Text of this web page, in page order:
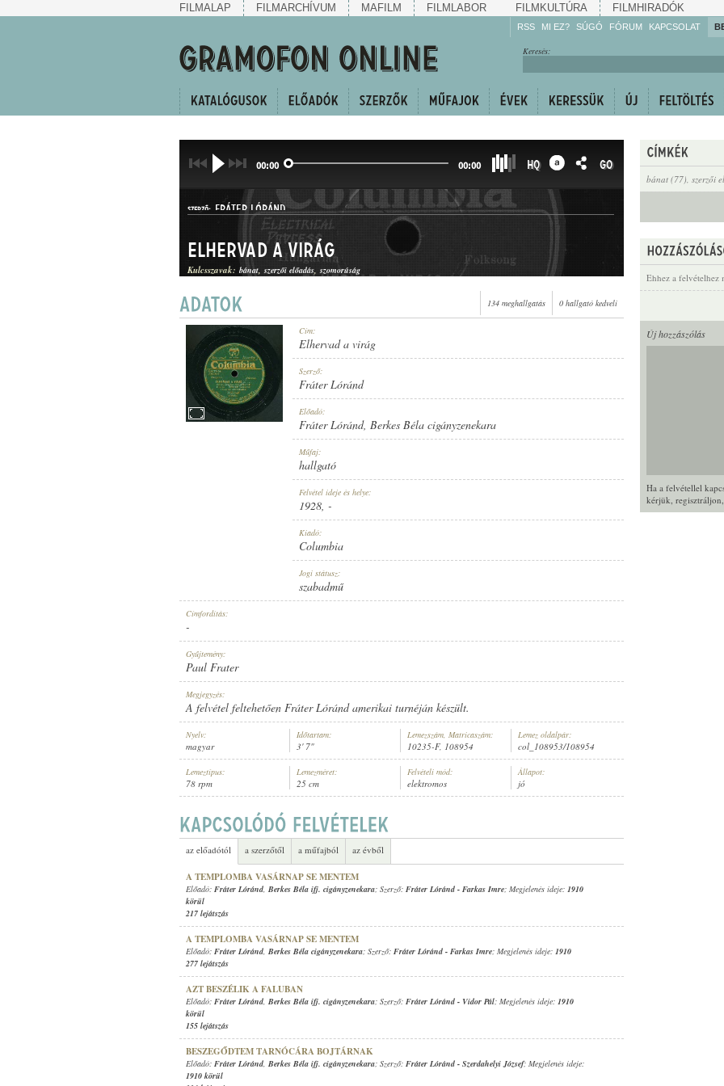
FILMALAP FILMARCHÍVUM MAFILM FILMLABOR FILMKULTÚRA FILMHIRADÓK
RSS MI EZ? SÚGÓ
Gyarapítsa!
FÓRUM KAPCSOLAT
Keresés:
bánat (77), szerzői
Ehhez a felvételhez
Új hozzászólás
Ha a felvétellel
kérjük, regisztráljon
00:00 00:00 HQ GO
FRÁTER LÓRÁND BERKES BÉLA CIGÁNYZENEKARA
SZERZŐ: FRÁTER LÓRÁND
HALLGATÓ
LEMEZSZÁM:
Elhervad a virág
Kulcsszavak: bánat szerzői előadás szomorúság
134 meghallgatás 0 hallgató kedveli
Cím:
Elhervad a virág
Szerző:
Fráter Lóránd
Előadó:
Fráter Lóránd, Berkes Béla cigányzenekara
Műfaj:
hallgató
Felvétel ideje és helye:
1928, -
Kiadó:
Columbia
Jogi státusz:
szabadmű
Címfordítás:
-
Gyűjtemény:
Paul Frater
Megjegyzés:
A felvétel feltehetően Fráter Lóránd amerikai turnéján készült.
Nyelv:
magyar
Időtartam:
3' 7"
Lemezszám, Matricaszám:
10235-F, 108954
Lemez oldalpár:
col_108953/108954
Lemeztípus:
78 rpm
Lemezméret:
25 cm
Felvételi mód:
elektromos
Állapot:
jó
az előadótól a szerzőtől a műfajból az évből
A TEMPLOMBA VASÁRNAP SE MENTEM
Előadó: Fráter Lóránd, Berkes Béla ifj. cigányzenekara; Szerző: Fráter Lóránd - Farkas Imre; Megjelenés ideje: 1910
körül
217 lejátszás
A TEMPLOMBA VASÁRNAP SE MENTEM
Előadó: Fráter Lóránd, Berkes Béla cigányzenekara; Szerző: Fráter Lóránd - Farkas Imre; Megjelenés ideje: 1910
277 lejátszás
AZT BESZÉLIK A FALUBAN
Előadó: Fráter Lóránd, Berkes Béla ifj. cigányzenekara; Szerző: Fráter Lóránd - Vidor Pál; Megjelenés ideje: 1910
körül
155 lejátszás
BESZEGŐDTEM TARNÓCÁRA BOJTÁRNAK
Előadó: Fráter Lóránd, Berkes Béla ifj. cigányzenekara; Szerző: Fráter Lóránd - Szerdahelyi József; Megjelenés ideje:
1910 körül